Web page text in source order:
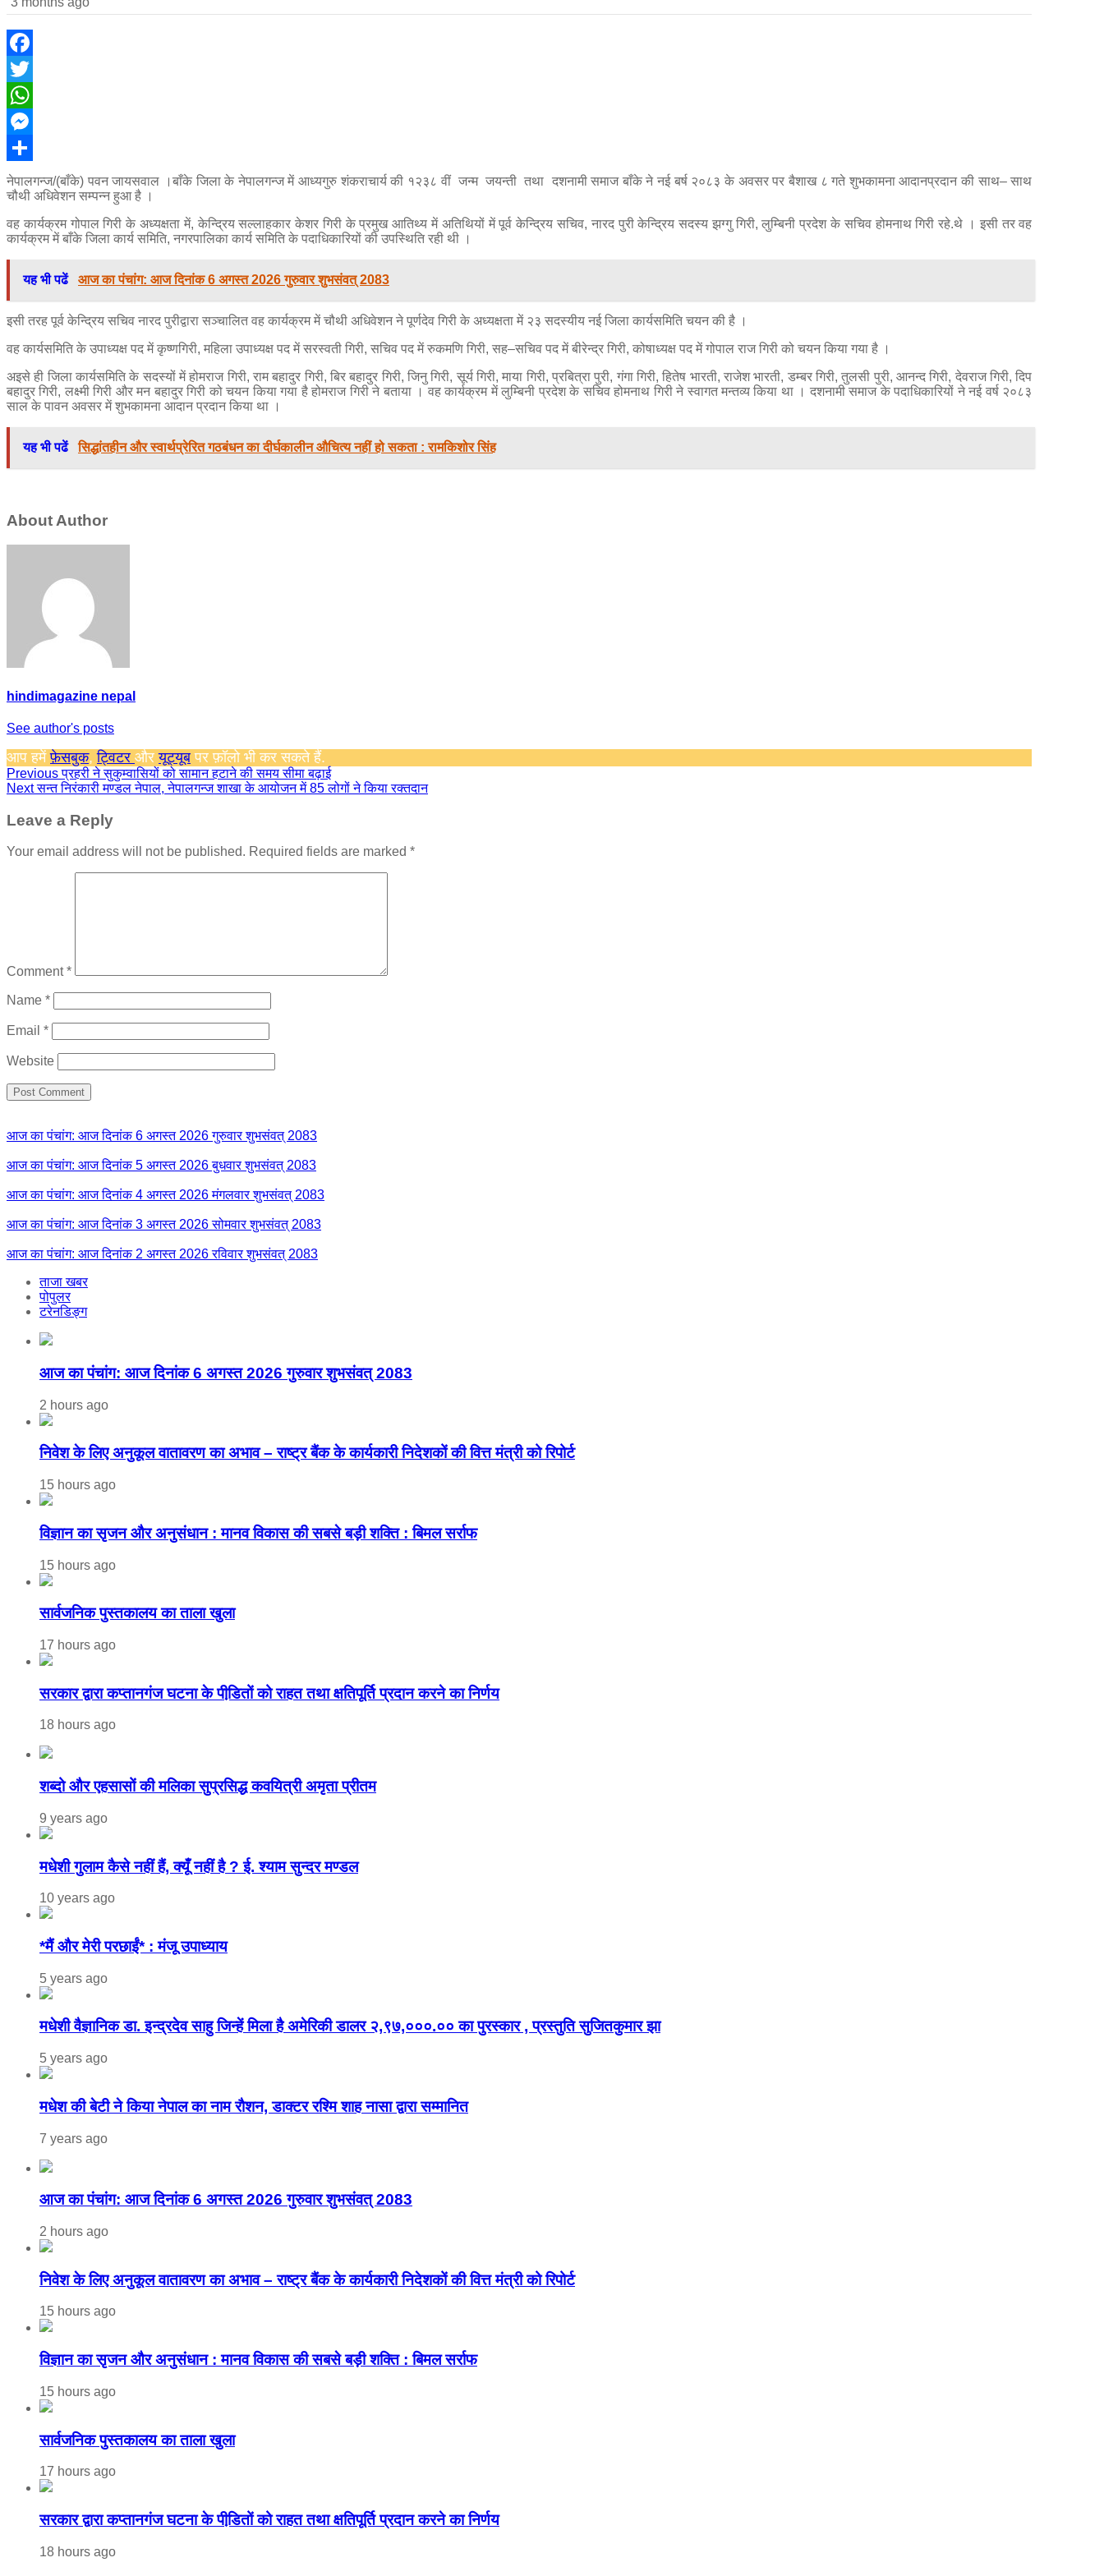
Facebook
Twitter
WhatsApp
Messenger
Share
नेपालगन्ज/(बाँके) पवन जायसवाल । बाँके जिला के नेपालगन्ज में आध्यगुरु शंकराचार्य की १२३८ वीं जन्म जयन्ती तथा दशनामी समाज बाँके ने नई बर्ष २०८३ के अवसर पर बैशाख ८ गते शुभकामना आदानप्रदान की साथ– साथ
चौथी अधिवेशन सम्पन्न हुआ है ।
वह कार्यक्रम गोपाल गिरी के अध्यक्षता में, केन्द्रिय सल्लाहकार केशर गिरी के प्रमुख आतिथ्य में अतिथियों में पूर्व केन्द्रिय सचिव, नारद पुरी केन्द्रिय सदस्य झग्गु गिरी, लुम्बिनी प्रदेश के सचिव होमनाथ गिरी रहे.थे । इसी तर वह
कार्यक्रम में बाँके जिला कार्य समिति, नगरपालिका कार्य समिति के पदाधिकारियों की उपस्थिति रही थी ।
यह भी पढें आज का पंचांग: आज दिनांक 6 अगस्त 2026 गुरुवार शुभसंवत् 2083
इसी तरह पूर्व केन्द्रिय सचिव नारद पुरीद्वारा सञ्चालित वह कार्यक्रम में चौथी अधिवेशन ने पूर्णदेव गिरी के अध्यक्षता में २३ सदस्यीय नई जिला कार्यसमिति चयन की है ।
वह कार्यसमिति के उपाध्यक्ष पद में कृष्णगिरी, महिला उपाध्यक्ष पद में सरस्वती गिरी, सचिव पद में रुकमणि गिरी, सह–सचिव पद में बीरेन्द्र गिरी, कोषाध्यक्ष पद में गोपाल राज गिरी को चयन किया गया है ।
अइसे ही जिला कार्यसमिति के सदस्यों में होमराज गिरी, राम बहादुर गिरी, बिर बहादुर गिरी, जिनु गिरी, सूर्य गिरी, माया गिरी, प्रबित्रा पुरी, गंगा गिरी, हितेष भारती, राजेश भारती, डम्बर गिरी, तुलसी पुरी, आनन्द गिरी, देवराज गिरी, दिप
बहादुर गिरी, लक्ष्मी गिरी और मन बहादुर गिरी को चयन किया गया है होमराज गिरी ने बताया । वह कार्यक्रम में लुम्बिनी प्रदेश के सचिव होमनाथ गिरी ने स्वागत मन्तव्य किया था । दशनामी समाज के पदाधिकारियों ने नई वर्ष २०८३
साल के पावन अवसर में शुभकामना आदान प्रदान किया था ।
यह भी पढें सिद्धांतहीन और स्वार्थप्रेरित गठबंधन का दीर्घकालीन औचित्य नहीं हो सकता : रामकिशोर सिंह
About Author
hindimagazine nepal
See author's posts
आप हमेंफ़ेसबुक,ट्विटर औरयूट्यूब पर फ़ॉलो भी कर सकते हैं.
Continue
Reading
Previousप्रहरी ने सुकुम्वासियों को सामान हटाने की समय सीमा बढ़ाई
Nextसन्त निरंकारी मण्डल नेपाल, नेपालगन्ज शाखा के आयोजन में 85 लोगों ने किया रक्तदान
Leave a Reply
Your email address will not be published. Required fields are marked *
Comment*
Name *
Email *
Website
आज का पंचांग: आज दिनांक 6 अगस्त 2026 गुरुवार शुभसंवत् 2083
आज का पंचांग: आज दिनांक 5 अगस्त 2026 बुधवार शुभसंवत् 2083
आज का पंचांग: आज दिनांक 4 अगस्त 2026 मंगलवार शुभसंवत् 2083
आज का पंचांग: आज दिनांक 3 अगस्त 2026 सोमवार शुभसंवत् 2083
आज का पंचांग: आज दिनांक 2 अगस्त 2026 रविवार शुभसंवत् 2083
ताजा खबर
पोपुलर
टरेनडिङ्ग
आज का पंचांग: आज दिनांक 6 अगस्त 2026 गुरुवार शुभसंवत् 2083
2 hours ago
निवेश के लिए अनुकूल वातावरण का अभाव – राष्ट्र बैंक के कार्यकारी निदेशकों की वित्त मंत्री को रिपोर्ट
15 hours ago
विज्ञान का सृजन और अनुसंधान : मानव विकास की सबसे बड़ी शक्ति : बिमल सर्राफ
15 hours ago
सार्वजनिक पुस्तकालय का ताला खुला
17 hours ago
सरकार द्वारा कप्तानगंज घटना के पीडि़तों को राहत तथा क्षतिपूर्ति प्रदान करने का निर्णय
18 hours ago
शब्दो और एहसासों की मलिका सुप्रसिद्ध कवयित्री अमृता प्रीतम
9 years ago
मधेशी गुलाम कैसे नहीं हैं, क्यूँ नहीं है ? ई. श्याम सुन्दर मण्डल
10 years ago
*मैं और मेरी परछाईं* : मंजू उपाध्याय
5 years ago
मधेशी वैज्ञानिक डा. इन्द्रदेव साहु जिन्हें मिला है अमेरिकी डालर २,९७,०००.०० का पुरस्कार , प्रस्तुति सुजितकुमार झा
5 years ago
मधेश की बेटी ने किया नेपाल का नाम राैशन, डाक्टर रश्मि शाह नासा द्वारा सम्मानित
7 years ago
आज का पंचांग: आज दिनांक 6 अगस्त 2026 गुरुवार शुभसंवत् 2083
2 hours ago
निवेश के लिए अनुकूल वातावरण का अभाव – राष्ट्र बैंक के कार्यकारी निदेशकों की वित्त मंत्री को रिपोर्ट
15 hours ago
विज्ञान का सृजन और अनुसंधान : मानव विकास की सबसे बड़ी शक्ति : बिमल सर्राफ
15 hours ago
सार्वजनिक पुस्तकालय का ताला खुला
17 hours ago
सरकार द्वारा कप्तानगंज घटना के पीडि़तों को राहत तथा क्षतिपूर्ति प्रदान करने का निर्णय
18 hours ago